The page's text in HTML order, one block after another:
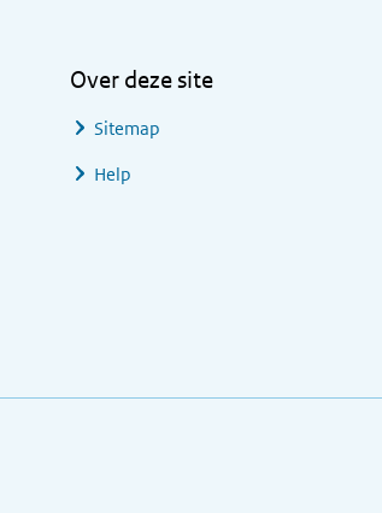
Over deze site
Sitemap
Help